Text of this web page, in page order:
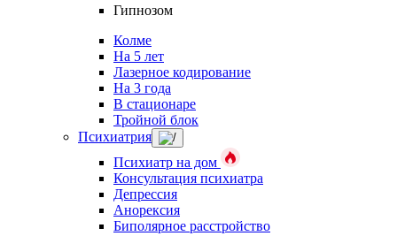
Гипнозом
Колме
На 5 лет
Лазерное кодирование
На 3 года
В стационаре
Тройной блок
Психиатрия
Психиатр на дом
Консультация психиатра
Депрессия
Анорексия
Биполярное расстройство